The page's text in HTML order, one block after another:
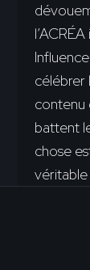
célébrer
contenu
battent
chose